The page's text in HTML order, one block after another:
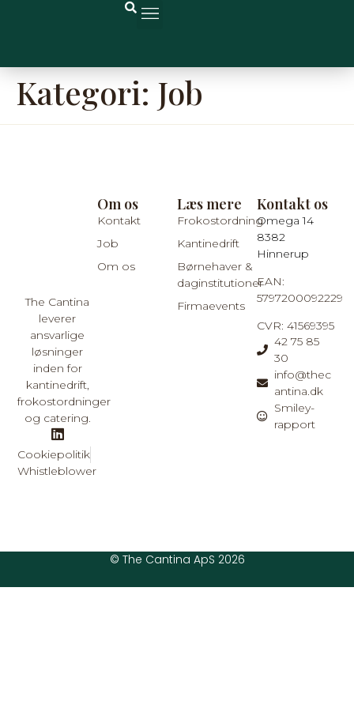
Kategori: Job
The Cantina
leverer
ansvarlige
løsninger
inden for
kantinedrift,
frokostordninger
og catering.
Cookiepolitik
Whistleblower
Læs mere
Frokostordning
Kantinedrift
Børnehaver &
daginstitutioner
Firmaevents
Om os
Kontakt
Job
Om os
Kontakt os
Omega 14
8382
Hinnerup
EAN:
5797200092229
CVR: 41569395
42 75 85
30
info@thec
antina.dk
Smiley-
rapport
© The Cantina ApS 2026